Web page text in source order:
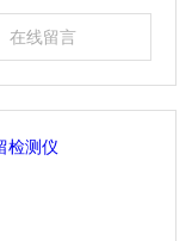
在线留言